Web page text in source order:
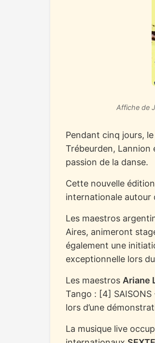
Affiche de
Pendant cinq jours,
Trébeurden, Lannion
passion de la danse.
Cette nouvelle
internationale autour
Les maestros
Aires, animeront
également une
exceptionnelle lors
Les maestros Ariane
Tango : [4] SAISONS
lors d’une
La musique live